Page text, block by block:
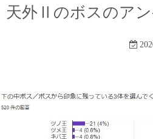
ス天外Ⅱのボスのア